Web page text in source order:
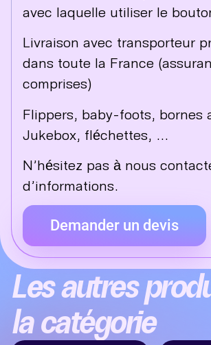
avec laquelle utiliser le
Livraison avec transporteur
dans toute la France
comprises)
Flippers, baby-foots, bornes
Jukebox, fléchettes, …
N’hésitez pas à nous
d’informations.
Demander un devis
Les autres
la catégorie